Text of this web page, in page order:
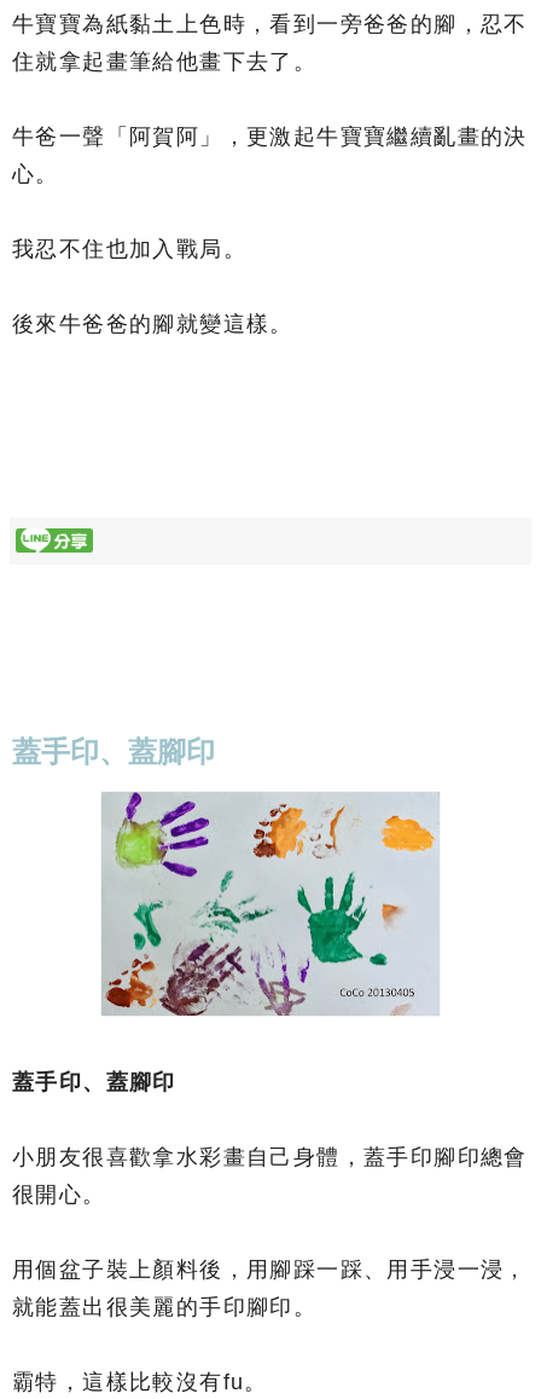
牛寶寶為紙黏土上色時，看到一旁爸爸的腳，忍不
住就拿起畫筆給他畫下去了。
牛爸一聲「阿賀阿」，更激起牛寶寶繼續亂畫的決
心。
我忍不住也加入戰局。
後來牛爸爸的腳就變這樣。
蓋手印、蓋腳印
蓋手印、蓋腳印
小朋友很喜歡拿水彩畫自己身體，蓋手印腳印總會
很開心。
用個盆子裝上顏料後，用腳踩一踩、用手浸一浸，
就能蓋出很美麗的手印腳印。
霸特，這樣比較沒有fu。